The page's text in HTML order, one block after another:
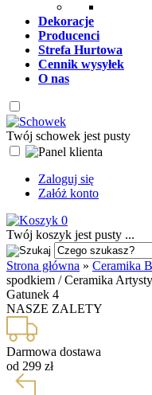
Dekoracje
Producenci
Strefa Hurtowa
Cennik wysyłek
O nas
Twój schowek jest pusty
Zaloguj się
Załóż konto
0
Twój koszyk jest pusty ...
Strona główna » Ceramika
spodkiem / Ceramika
Gatunek 4
NASZE ZALETY
Darmowa dostawa
od 299 zł